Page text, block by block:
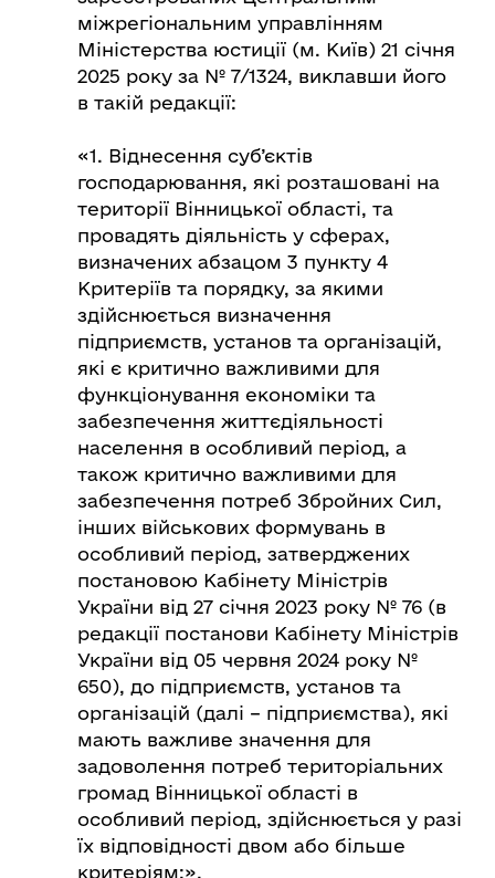
міжрегіональним управлінням
Міністерства юстиції (м. Київ) 21 січня
2025 року за № 7/1324, виклавши його
в такій редакції:
«1. Віднесення суб’єктів
господарювання, які розташовані на
території Вінницької області, та
провадять діяльність у сферах,
визначених абзацом 3 пункту 4
Критеріїв та порядку, за якими
здійснюється визначення
підприємств, установ та організацій,
які є критично важливими для
функціонування економіки та
забезпечення життєдіяльності
населення в особливий період, а
також критично важливими для
забезпечення потреб Збройних Сил,
інших військових формувань в
особливий період, затверджених
постановою Кабінету Міністрів
України від 27 січня 2023 року № 76 (в
редакції постанови Кабінету Міністрів
України від 05 червня 2024 року №
650), до підприємств, установ та
організацій (далі – підприємства), які
мають важливе значення для
задоволення потреб територіальних
громад Вінницької області в
особливий період, здійснюється у разі
їх відповідності двом або більше
критеріям:».